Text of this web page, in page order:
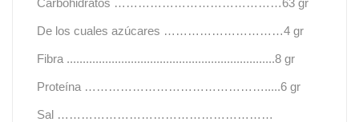
Carbohidratos ……………………………………63 gr
De los cuales azúcares …………………………4 gr
Fibra .................................................................8 gr
Proteína ……………………………………….....6 gr
Sal ………………………………………………